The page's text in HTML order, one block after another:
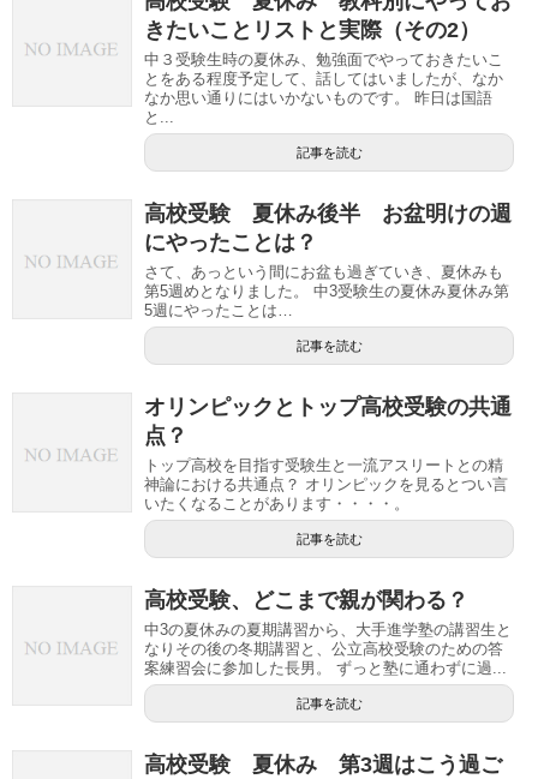
きたいことリストと実際（その2）
中３受験生時の夏休み、勉強面でやっておきたいこ
とをある程度予定して、話してはいましたが、なか
なか思い通りにはいかないものです。 昨日は国語
と...
記事を読む
高校受験 夏休み後半 お盆明けの週
にやったことは？
さて、あっという間にお盆も過ぎていき、夏休みも
第5週めとなりました。 中3受験生の夏休み夏休み第
5週にやったことは…
記事を読む
オリンピックとトップ高校受験の共通
点？
トップ高校を目指す受験生と一流アスリートとの精
神論における共通点？ オリンピックを見るとつい言
いたくなることがあります・・・・。
記事を読む
高校受験、どこまで親が関わる？
中3の夏休みの夏期講習から、大手進学塾の講習生と
なりその後の冬期講習と、公立高校受験のための答
案練習会に参加した長男。 ずっと塾に通わずに過...
記事を読む
高校受験 夏休み 第3週はこう過ご